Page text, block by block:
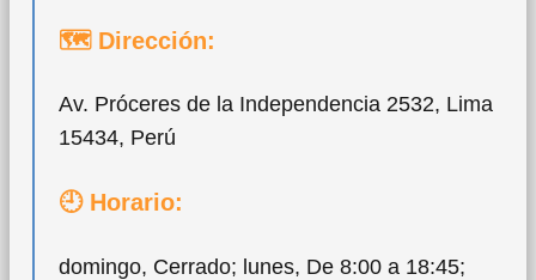
🗺 Dirección:
Av. Próceres de la Independencia 2532, Lima
15434, Perú
🕘 Horario:
domingo, Cerrado; lunes, De 8:00 a 18:45;